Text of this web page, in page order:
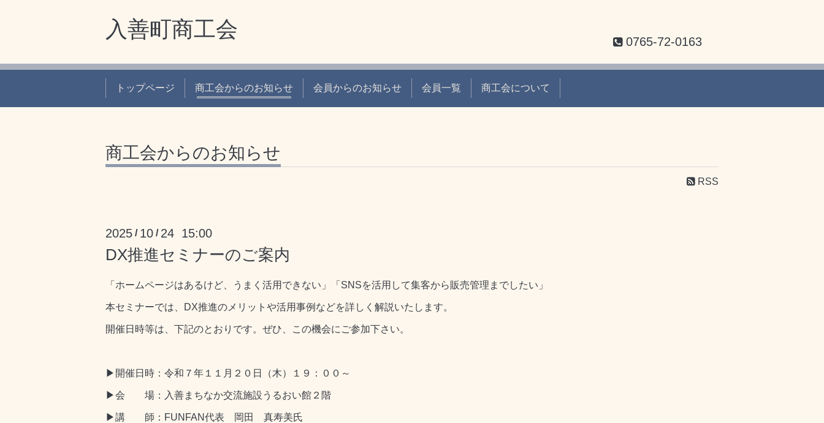
入善町商工会
0765-72-0163
トップページ 商工会からのお知らせ 会員からのお知らせ 会員一覧 商工会について
商工会からのお知らせ
RSS
2025 / 10 / 24 15:00
DX推進セミナーのご案内
「ホームページはあるけど、うまく活用できない」「SNSを活用して集客から販売管理までしたい」
本セミナーでは、DX推進のメリットや活用事例などを詳しく解説いたします。
開催日時等は、下記のとおりです。ぜひ、この機会にご参加下さい。
▶開催日時：令和７年１１月２０日（木）１９：００～
▶会 場：入善まちなか交流施設うるおい館２階
▶講 師：FUNFAN代表 岡田 真寿美氏